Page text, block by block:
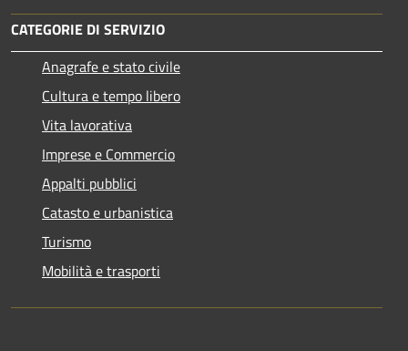
CATEGORIE DI SERVIZIO
Anagrafe e stato civile
Cultura e tempo libero
Vita lavorativa
Imprese e Commercio
Appalti pubblici
Catasto e urbanistica
Turismo
Mobilità e trasporti